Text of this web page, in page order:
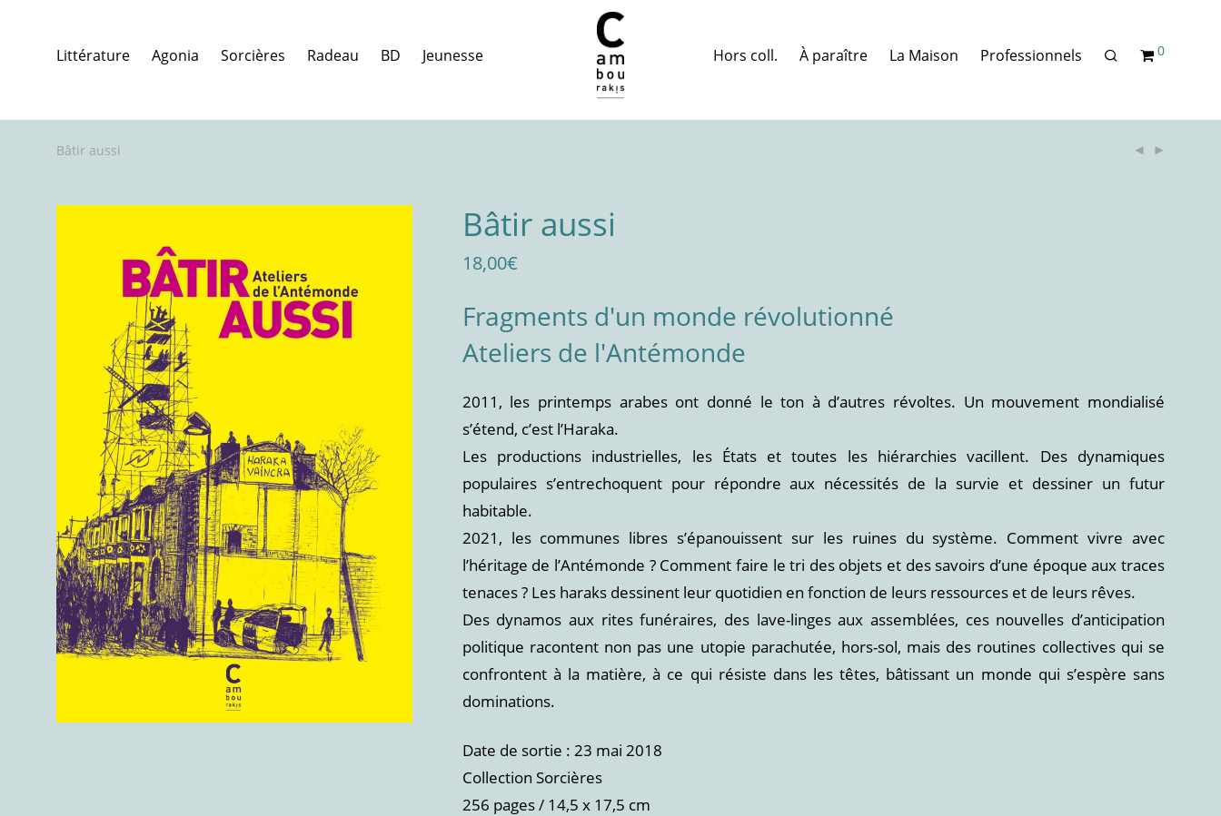
Littérature Agonia Sorcières Radeau BD Jeunesse Hors coll. À paraître La Maison Professionnels 0
Bâtir aussi
Bâtir aussi
18,00€
Fragments d'un monde révolutionné
Ateliers de l'Antémonde
2011, les printemps arabes ont donné le ton à d’autres révoltes. Un mouvement mondialisé
s’étend, c’est l’Haraka.
Les productions industrielles, les États et toutes les hiérarchies vacillent. Des dynamiques
populaires s’entrechoquent pour répondre aux nécessités de la survie et dessiner un futur
habitable.
2021, les communes libres s’épanouissent sur les ruines du système. Comment vivre avec
l’héritage de l’Antémonde ? Comment faire le tri des objets et des savoirs d’une époque aux traces
tenaces ? Les haraks dessinent leur quotidien en fonction de leurs ressources et de leurs rêves.
Des dynamos aux rites funéraires, des lave-linges aux assemblées, ces nouvelles d’anticipation
politique racontent non pas une utopie parachutée, hors-sol, mais des routines collectives qui se
confrontent à la matière, à ce qui résiste dans les têtes, bâtissant un monde qui s’espère sans
dominations.
Date de sortie : 23 mai 2018
Collection Sorcières
256 pages / 14,5 x 17,5 cm